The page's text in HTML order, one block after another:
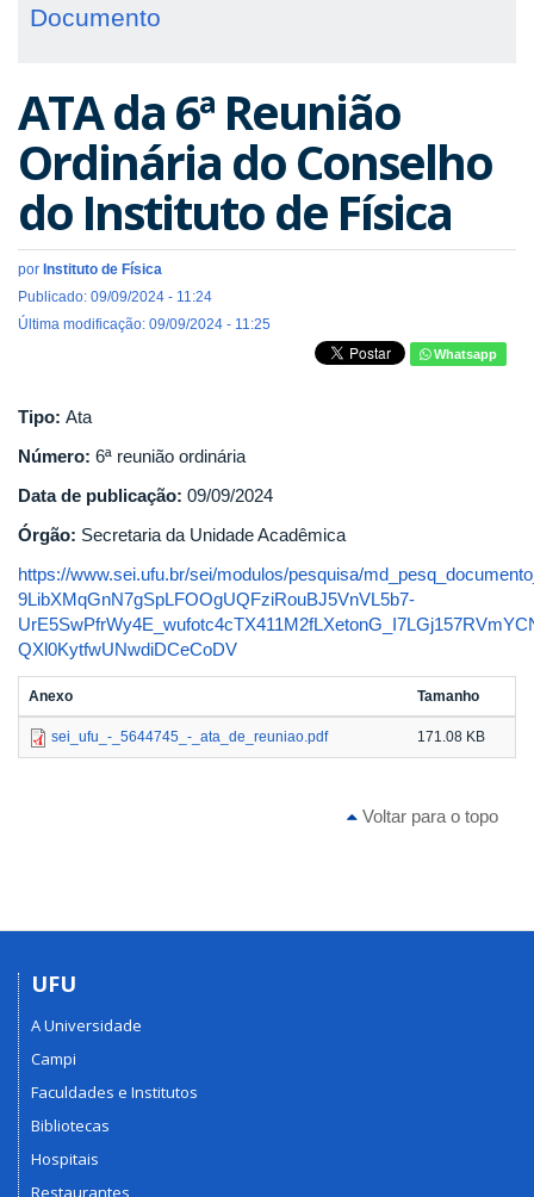
Documento
ATA da 6ª Reunião
Ordinária do Conselho
do Instituto de Física
por Instituto de Física
Publicado: 09/09/2024 - 11:24
Última modificação: 09/09/2024 - 11:25
Whatsapp
Tipo: Ata
Número: 6ª reunião ordinária
Data de publicação: 09/09/2024
Órgão: Secretaria da Unidade Acadêmica
https://www.sei.ufu.br/sei/modulos/pesquisa/
9LibXMqGnN7gSpLFOOgUQFziRouBJ5VnVL5b7-
QXl0KytfwUNwdiDCeCoDV
Anexo Tamanho
sei_ufu_-_5644745_-_ata_de_reuniao.pdf 171.08 KB
Voltar para o topo
UFU
A Universidade
Campi
Faculdades e Institutos
Bibliotecas
Hospitais
Restaurantes